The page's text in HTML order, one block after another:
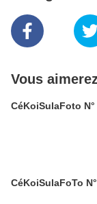
Vous
CéKoiSulaFoto
CéKoiSulaFoTo